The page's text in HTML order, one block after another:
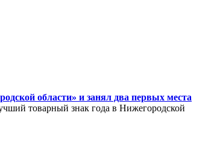
области» и занял два первых места
товарный знак года в Нижегородской